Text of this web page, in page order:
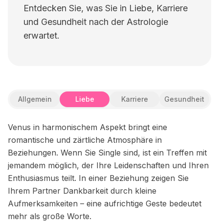
Entdecken Sie, was Sie in Liebe, Karriere
und Gesundheit nach der Astrologie
erwartet.
Allgemein Liebe Karriere Gesundheit
Venus in harmonischem Aspekt bringt eine
romantische und zärtliche Atmosphäre in
Beziehungen. Wenn Sie Single sind, ist ein Treffen mit
jemandem möglich, der Ihre Leidenschaften und Ihren
Enthusiasmus teilt. In einer Beziehung zeigen Sie
Ihrem Partner Dankbarkeit durch kleine
Aufmerksamkeiten – eine aufrichtige Geste bedeutet
mehr als große Worte.